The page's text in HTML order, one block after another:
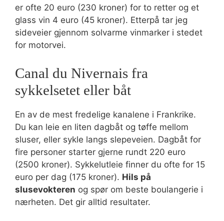
er ofte 20 euro (230 kroner) for to retter og et
glass vin 4 euro (45 kroner). Etterpå tar jeg
sideveier gjennom solvarme vinmarker i stedet
for motorvei.
Canal du Nivernais fra
sykkelsetet eller båt
En av de mest fredelige kanalene i Frankrike.
Du kan leie en liten dagbåt og tøffe mellom
sluser, eller sykle langs slepeveien. Dagbåt for
fire personer starter gjerne rundt 220 euro
(2500 kroner). Sykkelutleie finner du ofte for 15
euro per dag (175 kroner). Hils på
slusevokteren og spør om beste boulangerie i
nærheten. Det gir alltid resultater.